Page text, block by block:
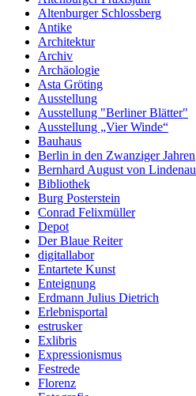
Altenburger Schlossberg
Antike
Architektur
Archiv
Archäologie
Asta Gröting
Ausstellung
Ausstellung "Berliner Blätter"
Ausstellung „Vier Winde“
Bauhaus
Berlin in den Zwanziger Jahren
Bernhard August von Lindenau
Bibliothek
Burg Posterstein
Conrad Felixmüller
Depot
Der Blaue Reiter
digitallabor
Entartete Kunst
Enteignung
Erdmann Julius Dietrich
Erlebnisportal
estrusker
Exlibris
Expressionismus
Festrede
Florenz